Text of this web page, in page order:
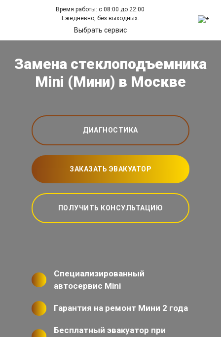
Время работы: с 08:00 до 22:00
Ежедневно, без выходных.
Выбрать сервис
Замена стеклоподъемника
Mini (Мини) в Москве
ДИАГНОСТИКА
ЗАКАЗАТЬ ЭВАКУАТОР
ПОЛУЧИТЬ КОНСУЛЬТАЦИЮ
Специализированный
автосервис Mini
Гарантия на ремонт Мини 2 года
Бесплатный эвакуатор при